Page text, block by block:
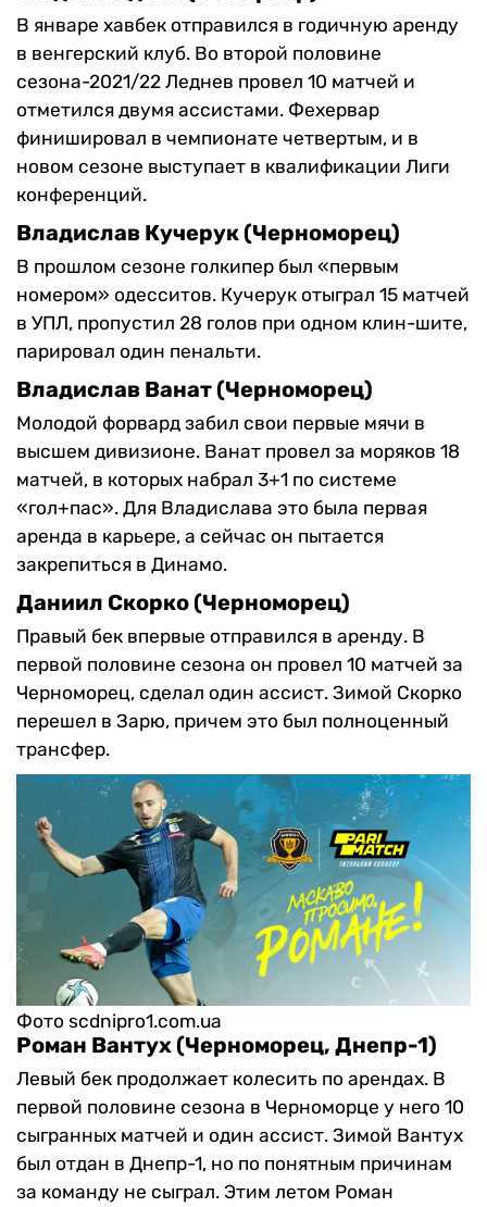
В январе хавбек отправился в годичную аренду
в венгерский клуб. Во второй половине
сезона-2021/22 Леднев провел 10 матчей и
отметился двумя ассистами. Фехервар
финишировал в чемпионате четвертым, и в
новом сезоне выступает в квалификации Лиги
конференций.
Владислав Кучерук (Черноморец)
В прошлом сезоне голкипер был «первым
номером» одесситов. Кучерук отыграл 15 матчей
в УПЛ, пропустил 28 голов при одном клин-шите,
парировал один пенальти.
Владислав Ванат (Черноморец)
Молодой форвард забил свои первые мячи в
высшем дивизионе. Ванат провел за моряков 18
матчей, в которых набрал 3+1 по системе
«гол+пас». Для Владислава это была первая
аренда в карьере, а сейчас он пытается
закрепиться в Динамо.
Даниил Скорко (Черноморец)
Правый бек впервые отправился в аренду. В
первой половине сезона он провел 10 матчей за
Черноморец, сделал один ассист. Зимой Скорко
перешел в Зарю, причем это был полноценный
трансфер.
Фото scdnipro1.com.ua
Роман Вантух (Черноморец, Днепр-1)
Левый бек продолжает колесить по арендах. В
первой половине сезона в Черноморце у него 10
сыгранных матчей и один ассист. Зимой Вантух
был отдан в Днепр-1, но по понятным причинам
за команду не сыграл. Этим летом Роман